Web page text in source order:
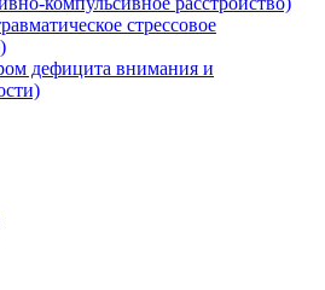
стрессовое
дефицита внимания и